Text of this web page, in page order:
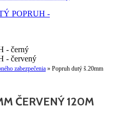
zabezpečenia » Popruh dutý š.20mm
ČERVENÝ 120M